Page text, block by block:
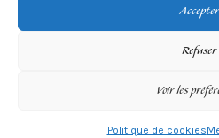
Accepter
Refuser
Voir les
Politique de cookies
-